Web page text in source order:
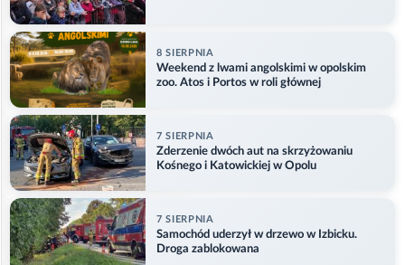
8 SIERPNIA
Weekend z lwami angolskimi w opolskim
zoo. Atos i Portos w roli głównej
7 SIERPNIA
Zderzenie dwóch aut na skrzyżowaniu
Kośnego i Katowickiej w Opolu
7 SIERPNIA
Samochód uderzył w drzewo w Izbicku.
Droga zablokowana